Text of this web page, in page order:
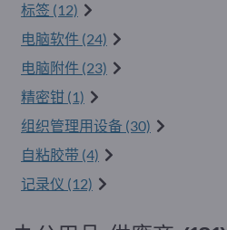
标签 (12)
电脑软件 (24)
电脑附件 (23)
精密钳 (1)
组织管理用设备 (30)
自粘胶带 (4)
记录仪 (12)